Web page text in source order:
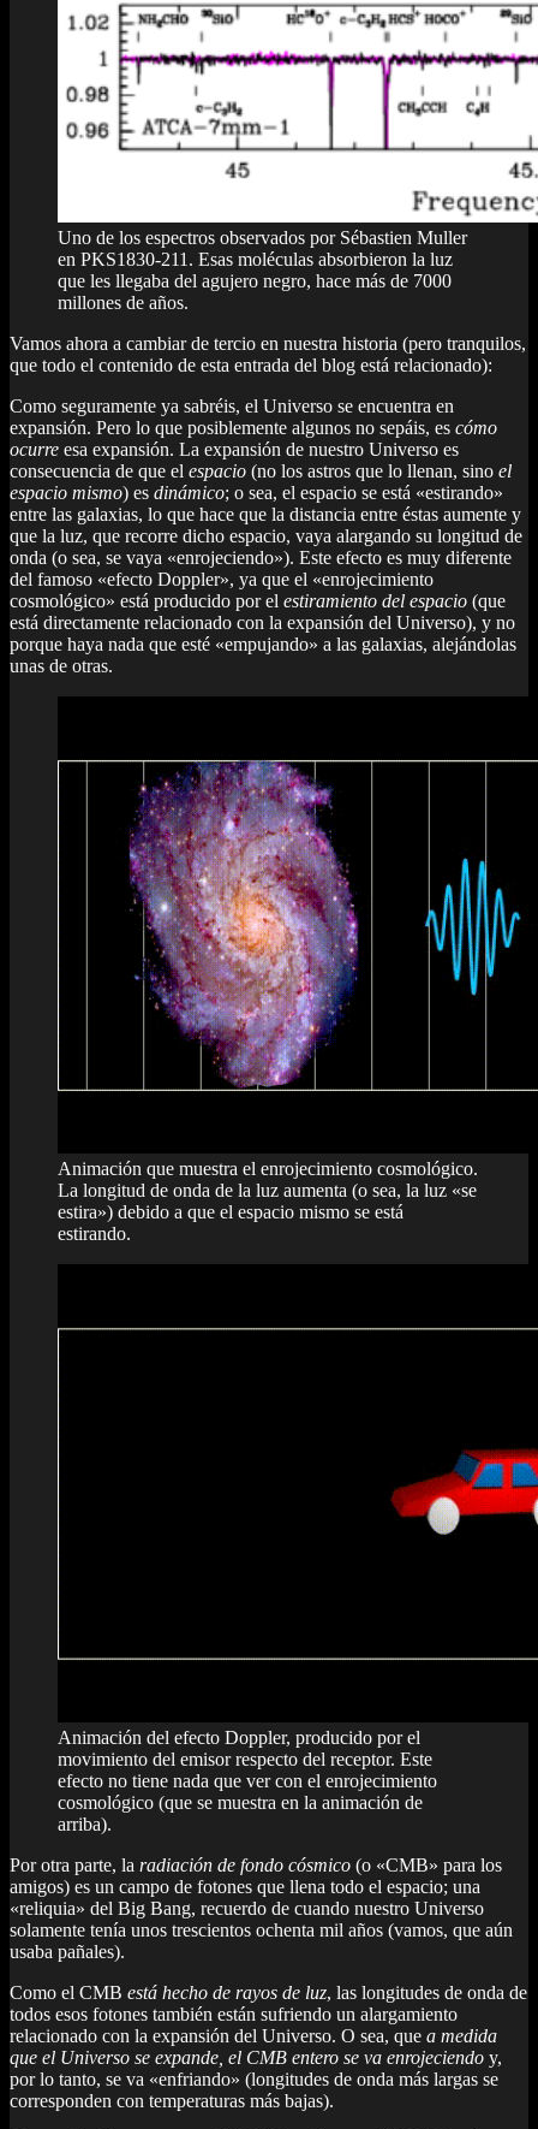
Uno de los espectros observados por Sébastien Muller
en PKS1830-211. Esas moléculas absorbieron la luz
que les llegaba del agujero negro, hace más de 7000
millones de años.
Vamos ahora a cambiar de tercio en nuestra historia (pero tranquilos,
que todo el contenido de esta entrada del blog está relacionado):
Como seguramente ya sabréis, el Universo se encuentra en
expansión. Pero lo que posiblemente algunos no sepáis, es cómo
ocurre esa expansión. La expansión de nuestro Universo es
consecuencia de que el espacio (no los astros que lo llenan, sino el
espacio mismo) es dinámico; o sea, el espacio se está «estirando»
entre las galaxias, lo que hace que la distancia entre éstas aumente y
que la luz, que recorre dicho espacio, vaya alargando su longitud de
onda (o sea, se vaya «enrojeciendo»). Este efecto es muy diferente
del famoso «efecto Doppler», ya que el «enrojecimiento
cosmológico» está producido por el estiramiento del espacio (que
está directamente relacionado con la expansión del Universo), y no
porque haya nada que esté «empujando» a las galaxias, alejándolas
unas de otras.
Animación que muestra el enrojecimiento cosmológico.
La longitud de onda de la luz aumenta (o sea, la luz «se
estira») debido a que el espacio mismo se está
estirando.
Animación del efecto Doppler, producido por el
movimiento del emisor respecto del receptor. Este
efecto no tiene nada que ver con el enrojecimiento
cosmológico (que se muestra en la animación de
arriba).
Por otra parte, la radiación de fondo cósmico (o «CMB» para los
amigos) es un campo de fotones que llena todo el espacio; una
«reliquia» del Big Bang, recuerdo de cuando nuestro Universo
solamente tenía unos trescientos ochenta mil años (vamos, que aún
usaba pañales).
Como el CMB está hecho de rayos de luz, las longitudes de onda de
todos esos fotones también están sufriendo un alargamiento
relacionado con la expansión del Universo. O sea, que a medida
que el Universo se expande, el CMB entero se va enrojeciendo y,
por lo tanto, se va «enfriando» (longitudes de onda más largas se
corresponden con temperaturas más bajas).